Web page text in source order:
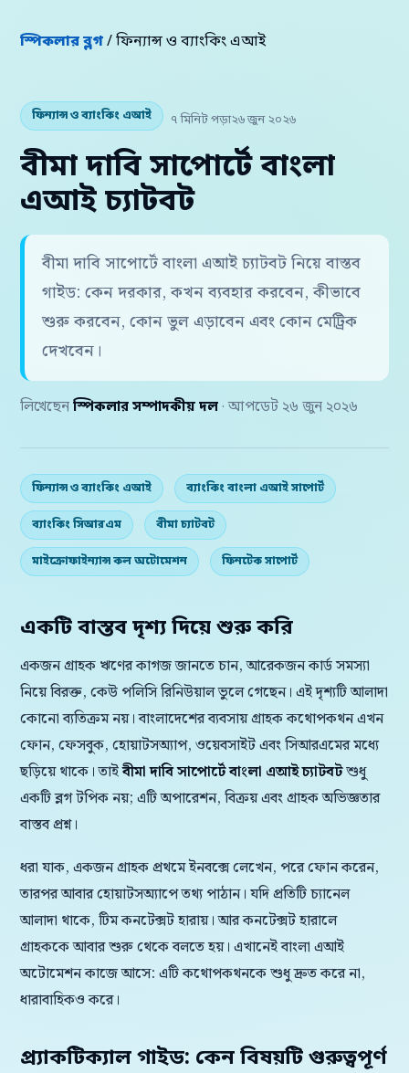
স্পিকলার ব্লগ/ ফিন্যান্স ও ব্যাংকিং এআই
ফিন্যান্স ও ব্যাংকিং এআই ৭ মিনিট পড়া২৬ জুন ২০২৬
বীমা দাবি সাপোর্টে বাংলা
এআই চ্যাটবট
বীমা দাবি সাপোর্টে বাংলা এআই চ্যাটবট নিয়ে বাস্তব
গাইড: কেন দরকার, কখন ব্যবহার করবেন, কীভাবে
শুরু করবেন, কোন ভুল এড়াবেন এবং কোন মেট্রিক
দেখবেন।
লিখেছেন স্পিকলার সম্পাদকীয় দল · আপডেট ২৬ জুন ২০২৬
ফিন্যান্স ও ব্যাংকিং এআই ব্যাংকিং বাংলা এআই সাপোর্ট
ব্যাংকিং সিআরএম বীমা চ্যাটবট
মাইক্রোফাইন্যান্স কল অটোমেশন ফিনটেক সাপোর্ট
একটি বাস্তব দৃশ্য দিয়ে শুরু করি
একজন গ্রাহক ঋণের কাগজ জানতে চান, আরেকজন কার্ড সমস্যা
নিয়ে বিরক্ত, কেউ পলিসি রিনিউয়াল ভুলে গেছেন। এই দৃশ্যটি আলাদা
কোনো ব্যতিক্রম নয়। বাংলাদেশের ব্যবসায় গ্রাহক কথোপকথন এখন
ফোন, ফেসবুক, হোয়াটসঅ্যাপ, ওয়েবসাইট এবং সিআরএমের মধ্যে
ছড়িয়ে থাকে। তাইবীমা দাবি সাপোর্টে বাংলা এআই চ্যাটবটশুধু
একটি ব্লগ টপিক নয়; এটি অপারেশন, বিক্রয় এবং গ্রাহক অভিজ্ঞতার
বাস্তব প্রশ্ন।
ধরা যাক, একজন গ্রাহক প্রথমে ইনবক্সে লেখেন, পরে ফোন করেন,
তারপর আবার হোয়াটসঅ্যাপে তথ্য পাঠান। যদি প্রতিটি চ্যানেল
আলাদা থাকে, টিম কনটেক্সট হারায়। আর কনটেক্সট হারালে
গ্রাহককে আবার শুরু থেকে বলতে হয়। এখানেই বাংলা এআই
অটোমেশন কাজে আসে: এটি কথোপকথনকে শুধু দ্রুত করে না,
ধারাবাহিকও করে।
প্র্যাকটিক্যাল গাইড: কেন বিষয়টি গুরুত্বপূর্ণ